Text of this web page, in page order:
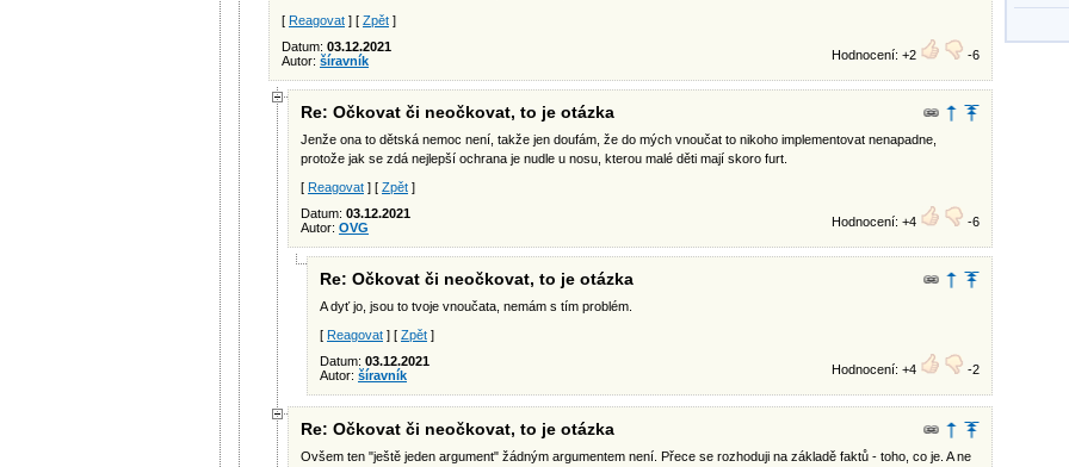
[ Reagovat ] [ Zpět ]
Datum: 03.12.2021
Autor: šíravník Hodnocení: +2 -6
Re: Očkovat či neočkovat, to je otázka
Jenže ona to dětská nemoc není, takže jen doufám, že do mých vnoučat to nikoho implementovat nenapadne,
protože jak se zdá nejlepší ochrana je nudle u nosu, kterou malé děti mají skoro furt.
[ Reagovat ] [ Zpět ]
Datum: 03.12.2021
Autor: OVG Hodnocení: +4 -6
Re: Očkovat či neočkovat, to je otázka
A dyť jo, jsou to tvoje vnoučata, nemám s tím problém.
[ Reagovat ] [ Zpět ]
Datum: 03.12.2021
Autor: šíravník Hodnocení: +4 -2
Re: Očkovat či neočkovat, to je otázka
Ovšem ten "ještě jeden argument" žádným argumentem není. Přece se rozhoduji na základě faktů - toho, co je. A ne